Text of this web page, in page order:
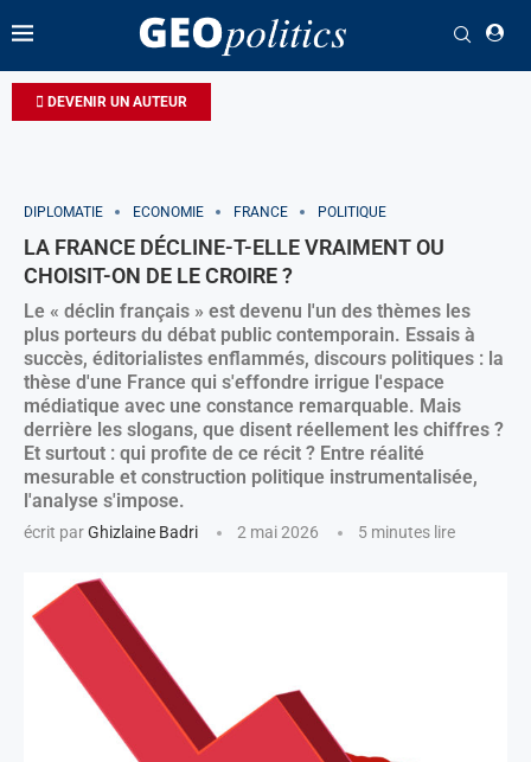
DEVENIR UN AUTEUR
DIPLOMATIE ECONOMIE FRANCE POLITIQUE
LA FRANCE DÉCLINE-T-ELLE VRAIMENT OU
CHOISIT-ON DE LE CROIRE ?
Le « déclin français » est devenu l'un des thèmes les
plus porteurs du débat public contemporain. Essais à
succès, éditorialistes enflammés, discours politiques : la
thèse d'une France qui s'effondre irrigue l'espace
médiatique avec une constance remarquable. Mais
derrière les slogans, que disent réellement les chiffres ?
Et surtout : qui profite de ce récit ? Entre réalité
mesurable et construction politique instrumentalisée,
l'analyse s'impose.
écrit parGhizlaine Badri 2 mai 2026 5 minutes lire